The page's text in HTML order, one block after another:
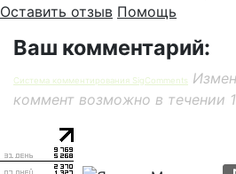
Оставить отзыв Помощь
Ваш комментарий:
Система комментирования SigComments
коммент возможно в течении